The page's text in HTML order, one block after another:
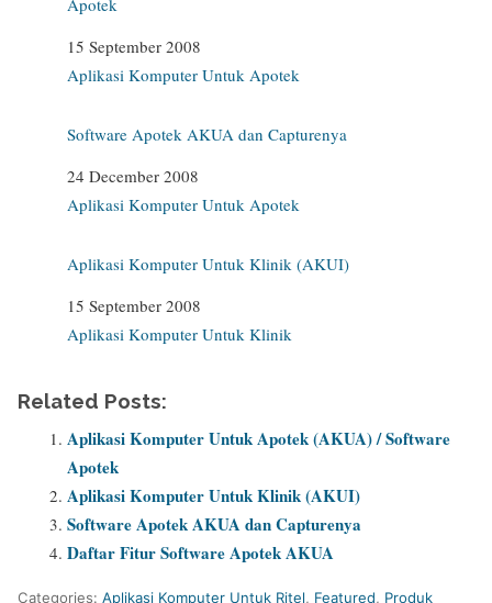
Date
15 September 2008
In relation to
Aplikasi Komputer Untuk Apotek
Software Apotek AKUA dan Capturenya
Date
24 December 2008
In relation to
Aplikasi Komputer Untuk Apotek
Aplikasi Komputer Untuk Klinik (AKUI)
Date
15 September 2008
In relation to
Aplikasi Komputer Untuk Klinik
Related Posts:
Aplikasi Komputer Untuk Apotek (AKUA) / Software
Apotek
Aplikasi Komputer Untuk Klinik (AKUI)
Software Apotek AKUA dan Capturenya
Daftar Fitur Software Apotek AKUA
Categories: Aplikasi Komputer Untuk Ritel, Featured, Produk